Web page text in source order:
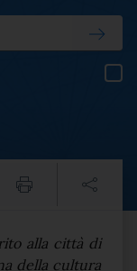
alla città di
della cultura